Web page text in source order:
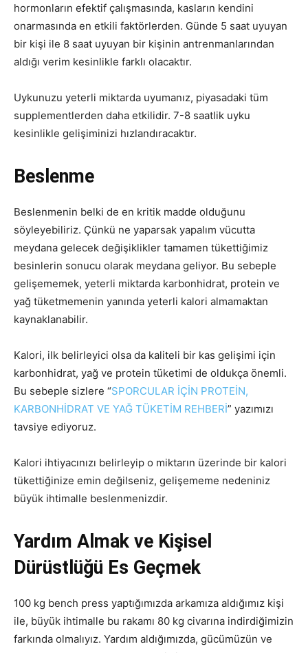
hormonların efektif çalışmasında, kasların kendini
onarmasında en etkili faktörlerden. Günde 5 saat uyuyan
bir kişi ile 8 saat uyuyan bir kişinin antrenmanlarından
aldığı verim kesinlikle farklı olacaktır.
Uykunuzu yeterli miktarda uyumanız, piyasadaki tüm
supplementlerden daha etkilidir. 7-8 saatlik uyku
kesinlikle gelişiminizi hızlandıracaktır.
Beslenme
Beslenmenin belki de en kritik madde olduğunu
söyleyebiliriz. Çünkü ne yaparsak yapalım vücutta
meydana gelecek değişiklikler tamamen tükettiğimiz
besinlerin sonucu olarak meydana geliyor. Bu sebeple
gelişememek, yeterli miktarda karbonhidrat, protein ve
yağ tüketmemenin yanında yeterli kalori almamaktan
kaynaklanabilir.
Kalori, ilk belirleyici olsa da kaliteli bir kas gelişimi için
karbonhidrat, yağ ve protein tüketimi de oldukça önemli.
Bu sebeple sizlere “SPORCULAR İÇİN PROTEİN,
KARBONHİDRAT VE YAĞ TÜKETİM REHBERİ” yazımızı
tavsiye ediyoruz.
Kalori ihtiyacınızı belirleyip o miktarın üzerinde bir kalori
tükettiğinize emin değilseniz, gelişememe nedeniniz
büyük ihtimalle beslenmenizdir.
Yardım Almak ve Kişisel
Dürüstlüğü Es Geçmek
100 kg bench press yaptığımızda arkamıza aldığımız kişi
ile, büyük ihtimalle bu rakamı 80 kg civarına indirdiğimizin
farkında olmalıyız. Yardım aldığımızda, gücümüzün ve